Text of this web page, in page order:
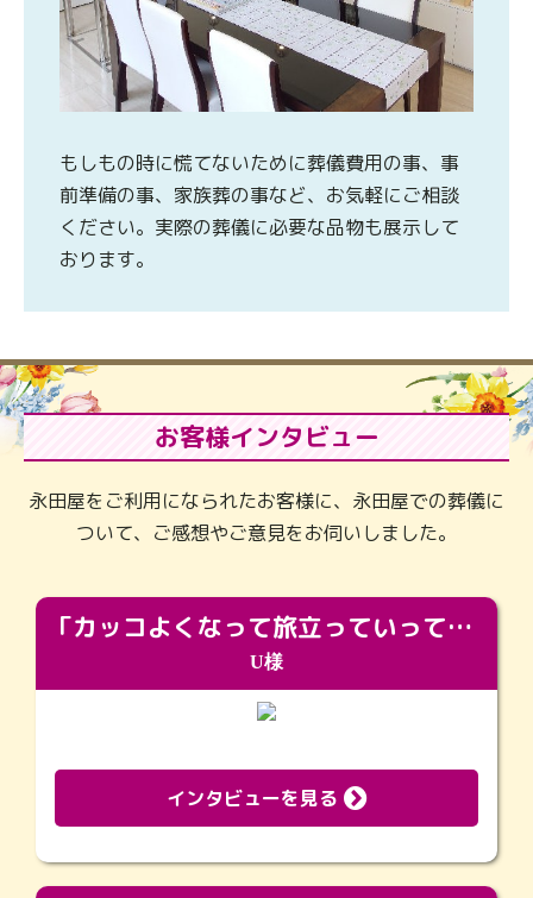
もしもの時に慌てないために葬儀費用の事、事
前準備の事、家族葬の事など、お気軽にご相談
ください。実際の葬儀に必要な品物も展示して
おります。
お客様インタビュー
永田屋をご利用になられたお客様に、永田屋での葬儀に
ついて、ご感想やご意見をお伺いしました。
「カッコよくなって旅立っていってくれました（笑）もっとカッコいいって言ってあげればよかったな」
U様
インタビューを見る